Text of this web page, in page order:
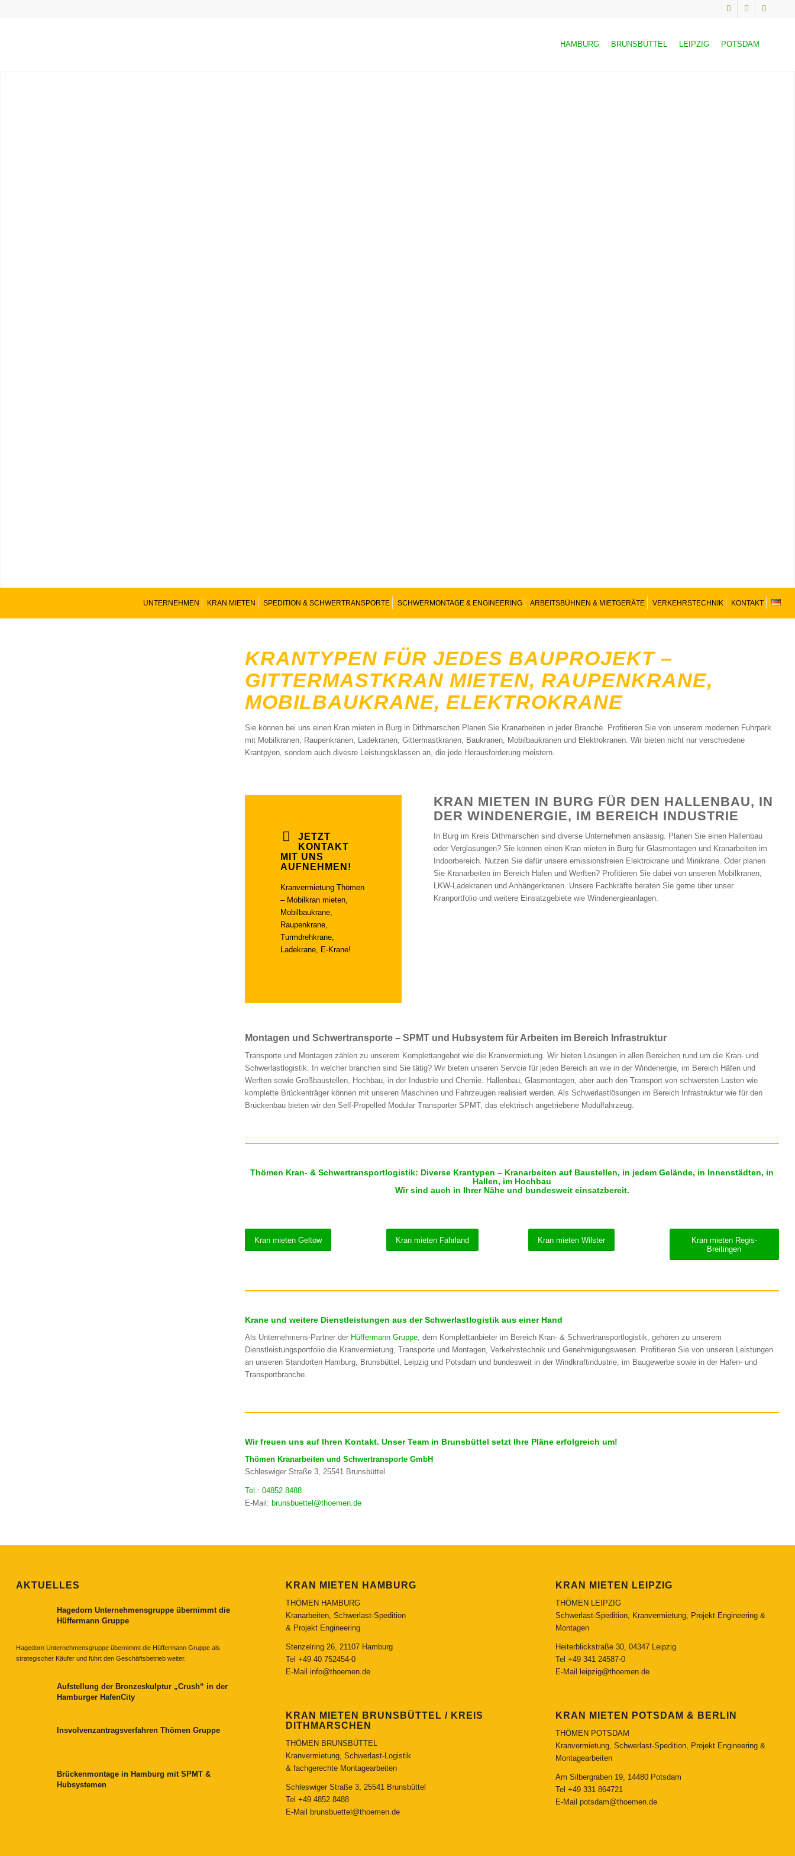
HAMBURG BRUNSBÜTTEL LEIPZIG POTSDAM
UNTERNEHMEN KRAN MIETEN SPEDITION & SCHWERTRANSPORTE SCHWERMONTAGE & ENGINEERING ARBEITSBÜHNEN & MIETGERÄTE VERKEHRSTECHNIK KONTAKT
KRANTYPEN FÜR JEDES BAUPROJEKT –
GITTERMASTKRAN MIETEN, RAUPENKRANE,
MOBILBAUKRANE, ELEKTROKRANE
Sie können bei uns einen Kran mieten in Burg in Dithmarschen Planen Sie Kranarbeiten in jeder Branche. Profitieren Sie von unserem modernen Fuhrpark
mit Mobilkranen, Raupenkranen, Ladekranen, Gittermastkranen, Baukranen, Mobilbaukranen und Elektrokranen. Wir bieten nicht nur verschiedene
Krantpyen, sondern auch divesre Leistungsklassen an, die jede Herausforderung meistern.
JETZT
KONTAKT
MIT UNS
AUFNEHMEN!
Kranvermietung Thömen
– Mobilkran mieten,
Mobilbaukrane,
Raupenkrane,
Turmdrehkrane,
Ladekrane, E-Krane!
KRAN MIETEN IN BURG FÜR DEN HALLENBAU, IN
DER WINDENERGIE, IM BEREICH INDUSTRIE
In Burg im Kreis Dithmarschen sind diverse Unternehmen ansässig. Planen Sie einen Hallenbau
oder Verglasungen? Sie können einen Kran mieten in Burg für Glasmontagen und Kranarbeiten im
Indoorbereich. Nutzen Sie dafür unsere emissionsfreien Elektrokrane und Minikrane. Oder planen
Sie Kranarbeiten im Bereich Hafen und Werften? Profitieren Sie dabei von unseren Mobilkranen,
LKW-Ladekranen und Anhängerkranen. Unsere Fachkräfte beraten Sie gerne über unser
Kranportfolio und weitere Einsatzgebiete wie Windenergieanlagen.
Montagen und Schwertransporte – SPMT und Hubsystem für Arbeiten im Bereich Infrastruktur
Transporte und Montagen zählen zu unserem Komplettangebot wie die Kranvermietung. Wir bieten Lösungen in allen Bereichen rund um die Kran- und
Schwerlastlogistik. In welcher branchen sind Sie tätig? Wir bieten unseren Servcie für jeden Bereich an wie in der Windenergie, im Bereich Häfen und
Werften sowie Großbaustellen, Hochbau, in der Industrie und Chemie. Hallenbau, Glasmontagen, aber auch den Transport von schwersten Lasten wie
komplette Brückenträger können mit unseren Maschinen und Fahrzeugen realisiert werden. Als Schwerlastlösungen im Bereich Infrastruktur wie für den
Brückenbau bieten wir den Self-Propelled Modular Transporter SPMT, das elektrisch angetriebene Modulfahrzeug.
Thömen Kran- & Schwertransportlogistik: Diverse Krantypen – Kranarbeiten auf Baustellen, in jedem Gelände, in Innenstädten, in
Hallen, im Hochbau
Wir sind auch in Ihrer Nähe und bundesweit einsatzbereit.
Kran mieten Geltow Kran mieten Fahrland Kran mieten Wilster
Kran mieten Regis-
Breitingen
Krane und weitere Dienstleistungen aus der Schwerlastlogistik aus einer Hand
Als Unternehmens-Partner der Hüffermann Gruppe, dem Komplettanbieter im Bereich Kran- & Schwertransportlogistik, gehören zu unserem
Dienstleistungsportfolio die Kranvermietung, Transporte und Montagen, Verkehrstechnik und Genehmigungswesen. Profitieren Sie von unseren Leistungen
an unseren Standorten Hamburg, Brunsbüttel, Leipzig und Potsdam und bundesweit in der Windkraftindustrie, im Baugewerbe sowie in der Hafen- und
Transportbranche.
Wir freuen uns auf Ihren Kontakt. Unser Team in Brunsbüttel setzt Ihre Pläne erfolgreich um!
Thömen Kranarbeiten und Schwertransporte GmbH
Schleswiger Straße 3, 25541 Brunsbüttel
Tel.: 04852 8488
E-Mail: brunsbuettel@thoemen.de
AKTUELLES
Hagedorn Unternehmensgruppe übernimmt die
Hüffermann Gruppe
Hagedorn Unternehmensgruppe übernimmt die Hüffermann Gruppe als
strategischer Käufer und führt den Geschäftsbetrieb weiter.
Aufstellung der Bronzeskulptur „Crush“ in der
Hamburger HafenCity
Insvolvenzantragsverfahren Thömen Gruppe
Brückenmontage in Hamburg mit SPMT &
Hubsystemen
KRAN MIETEN HAMBURG
THÖMEN HAMBURG
Kranarbeiten, Schwerlast-Spedition
& Projekt Engineering
Stenzelring 26, 21107 Hamburg
Tel +49 40 752454-0
E-Mail info@thoemen.de
KRAN MIETEN BRUNSBÜTTEL / KREIS
DITHMARSCHEN
THÖMEN BRUNSBÜTTEL
Kranvermietung, Schwerlast-Logistik
& fachgerechte Montagearbeiten
Schleswiger Straße 3, 25541 Brunsbüttel
Tel +49 4852 8488
E-Mail
brunsbuettel@thoemen.de
KRAN MIETEN LEIPZIG
THÖMEN LEIPZIG
Schwerlast-Spedition, Kranvermietung, Projekt Engineering &
Montagen
Heiterblickstraße 30, 04347 Leipzig
Tel +49 341 24587-0
E-Mail
leipzig@thoemen.de
KRAN MIETEN POTSDAM & BERLIN
THÖMEN POTSDAM
Kranvermietung, Schwerlast-Spedition, Projekt Engineering &
Montagearbeiten
Am Silbergraben 19, 14480 Potsdam
Tel +49 331 864721
E-Mail potsdam@thoemen.de